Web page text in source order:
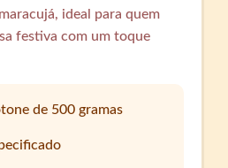
ideal para quem
festiva com um toque
de 500 gramas